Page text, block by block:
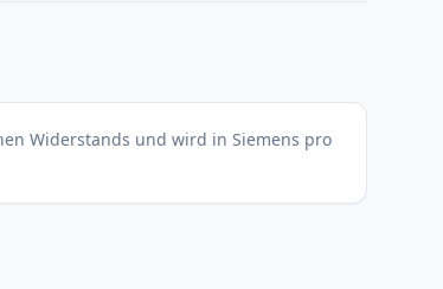
Widerstands und wird in Siemens pro